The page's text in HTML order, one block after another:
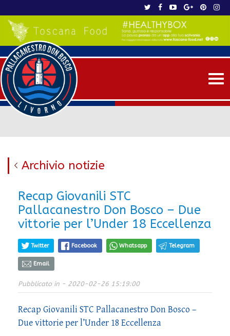
Archivio notizie
Recap Giovanili STC
Pallacanestro Don Bosco – Due
vittorie per l’Under 18 Eccellenza
Twitter Facebook Whatsapp Telegram
Email
Pubblicato in - 2020-02-26 15:19:00
Recap Giovanili STC Pallacanestro Don Bosco –
Due vittorie per l’Under 18 Eccellenza